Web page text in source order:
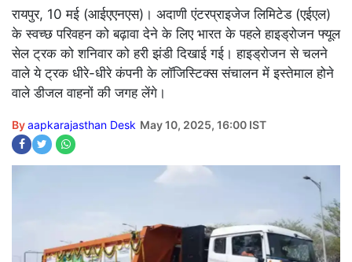
रायपुर, 10 मई (आईएएनएस)। अदाणी एंटरप्राइजेज लिमिटेड (एईएल)
के स्वच्छ परिवहन को बढ़ावा देने के लिए भारत के पहले हाइड्रोजन फ्यूल
सेल ट्रक को शनिवार को हरी झंडी दिखाई गई। हाइड्रोजन से चलने
वाले ये ट्रक धीरे-धीरे कंपनी के लॉजिस्टिक्स संचालन में इस्तेमाल होने
वाले डीजल वाहनों की जगह लेंगे।
Byaapkarajasthan Desk May 10, 2025, 16:00 IST